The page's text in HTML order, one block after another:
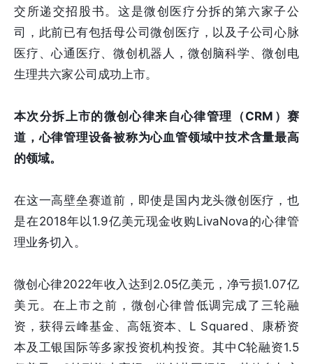
交所递交招股书。这是微创医疗分拆的第六家子公
司，此前已有包括母公司微创医疗，以及子公司心脉
医疗、心通医疗、微创机器人，微创脑科学、微创电
生理共六家公司成功上市。
本次分拆上市的微创心律来自心律管理（CRM）赛
道，心律管理设备被称为心血管领域中技术含量最高
的领域。
在这一高壁垒赛道前，即使是国内龙头微创医疗，也
是在2018年以1.9亿美元现金收购LivaNova的心律管
理业务切入。
微创心律2022年收入达到2.05亿美元，净亏损1.07亿
美元。在上市之前，微创心律曾低调完成了三轮融
资，获得云峰基金、高瓴资本、L Squared、康桥资
本及⼯银国际等多家投资机构投资。其中C轮融资1.5